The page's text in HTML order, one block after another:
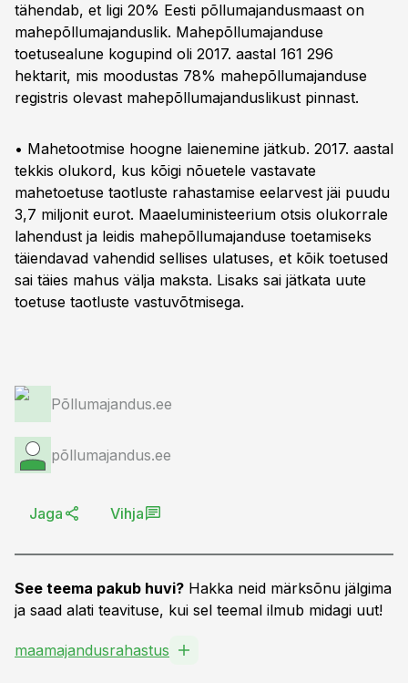
tähendab, et ligi 20% Eesti põllumajandusmaast on
mahepõllumajanduslik. Mahepõllumajanduse
toetusealune kogupind oli 2017. aastal 161 296
hektarit, mis moodustas 78% mahepõllumajanduse
registris olevast mahepõllumajanduslikust pinnast.
• Mahetootmise hoogne laienemine jätkub. 2017. aastal
tekkis olukord, kus kõigi nõuetele vastavate
mahetoetuse taotluste rahastamise eelarvest jäi puudu
3,7 miljonit eurot. Maaeluministeerium otsis olukorrale
lahendust ja leidis mahepõllumajanduse toetamiseks
täiendavad vahendid sellises ulatuses, et kõik toetused
sai täies mahus välja maksta. Lisaks sai jätkata uute
toetuse taotluste vastuvõtmisega.
Põllumajandus.ee
põllumajandus.ee
Jaga Vihja
See teema pakub huvi? Hakka neid märksõnu jälgima
ja saad alati teavituse, kui sel teemal ilmub midagi uut!
maamajandusrahastus